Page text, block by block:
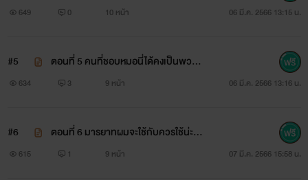
649 0 10 หน้า 06 มี.ค. 2566 13:15 น.
#5
ตอนที่ 5 คนที่ชอบหมอนี่ได้คงเป็นพวก
มาโซคิส
634 3 9 หน้า 06 มี.ค. 2566 13:16 น.
#6
ตอนที่ 6 มารยาทผมจะใช้กับควรใช้น่ะค
รับ
615 1 9 หน้า 07 มี.ค. 2566 15:58 น.